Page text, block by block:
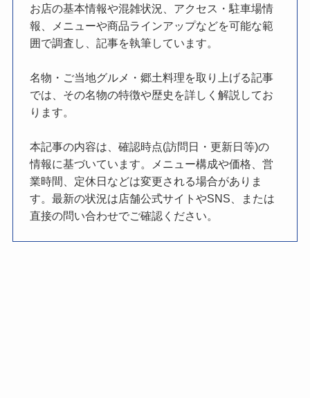
お店の基本情報や混雑状況、アクセス・駐車場情
報、メニューや商品ラインアップなどを可能な範
囲で調査し、記事を執筆しています。
名物・ご当地グルメ・郷土料理を取り上げる記事
では、その名物の特徴や歴史を詳しく解説してお
ります。
本記事の内容は、確認時点(訪問日・更新日等)の
情報に基づいています。メニュー構成や価格、営
業時間、定休日などは変更される場合がありま
す。最新の状況は店舗公式サイトやSNS、または
直接の問い合わせでご確認ください。